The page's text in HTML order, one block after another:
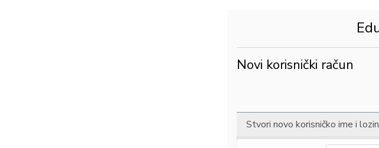
Novi korisnički račun
Stvori novo korisničko ime i